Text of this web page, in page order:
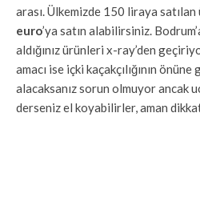
arası. Ülkemizde 150 liraya
euro’ya satın alabilirsiniz.
aldığınız ürünleri x-ray’den
amacı ise içki kaçakçılığının
alacaksanız sorun olmuyor ancak
derseniz el koyabilirler, aman